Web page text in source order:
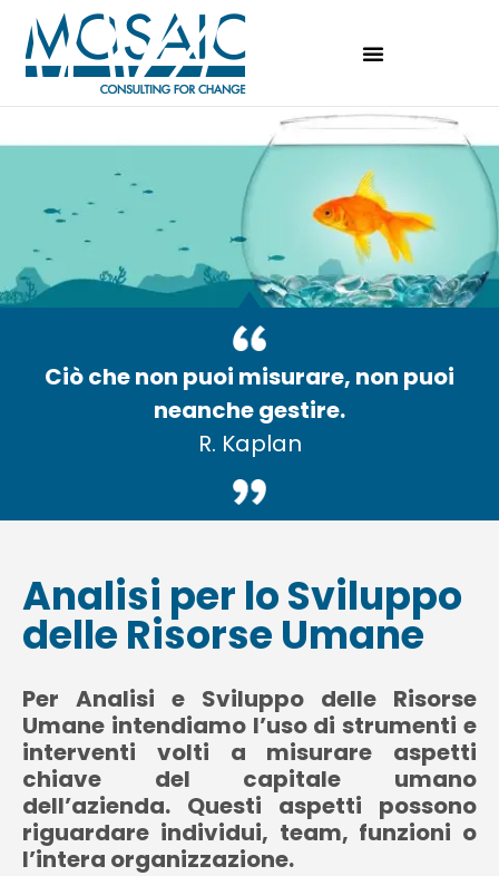
Ciò che non puoi misurare, non puoi
neanche gestire.
R. Kaplan
Analisi per lo Sviluppo
delle Risorse Umane
Per Analisi e Sviluppo delle Risorse
Umane intendiamo l’uso di strumenti e
interventi volti a misurare aspetti
chiave del capitale umano
dell’azienda. Questi aspetti possono
riguardare individui, team, funzioni o
l’intera organizzazione.